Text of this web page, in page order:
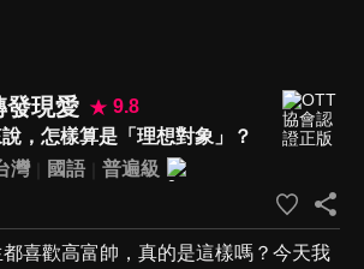
發現愛
9.8
，怎樣算是「理想對象」？
灣 國語
普遍級
喜歡高富帥，真的是這樣嗎？今天我